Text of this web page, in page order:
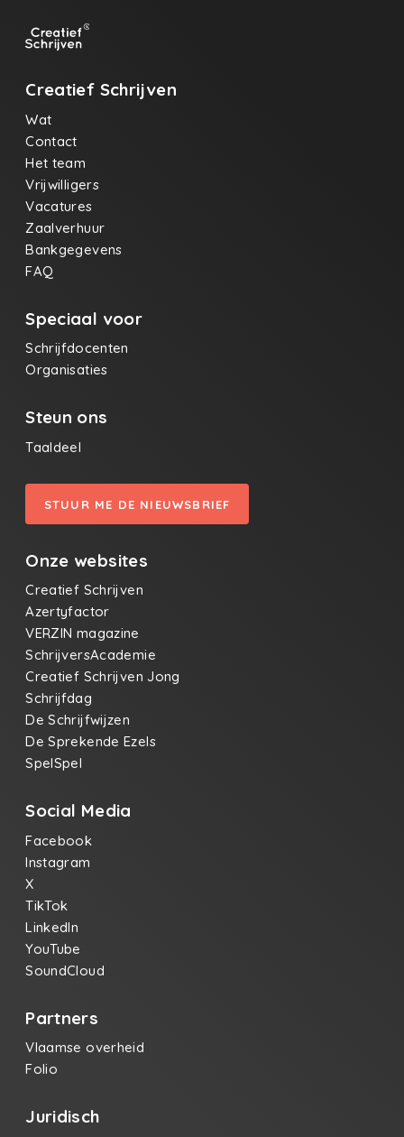
Creatief Schrijven
Wat
Contact
Het team
Vrijwilligers
Vacatures
Zaalverhuur
Bankgegevens
FAQ
Speciaal voor
Schrijfdocenten
Organisaties
Steun ons
Taaldeel
STUUR ME DE NIEUWSBRIEF
Onze websites
Creatief Schrijven
Azertyfactor
VERZIN magazine
SchrijversAcademie
Creatief Schrijven Jong
Schrijfdag
De Schrijfwijzen
De Sprekende Ezels
SpelSpel
Social Media
Facebook
Instagram
X
TikTok
LinkedIn
YouTube
SoundCloud
Partners
Vlaamse overheid
Folio
Juridisch